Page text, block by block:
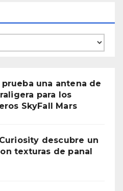
prueba una antena de
para los
SkyFall Mars
descubre un
texturas de panal